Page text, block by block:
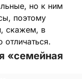
но к ним
поэтому
скажем, в
«семейная